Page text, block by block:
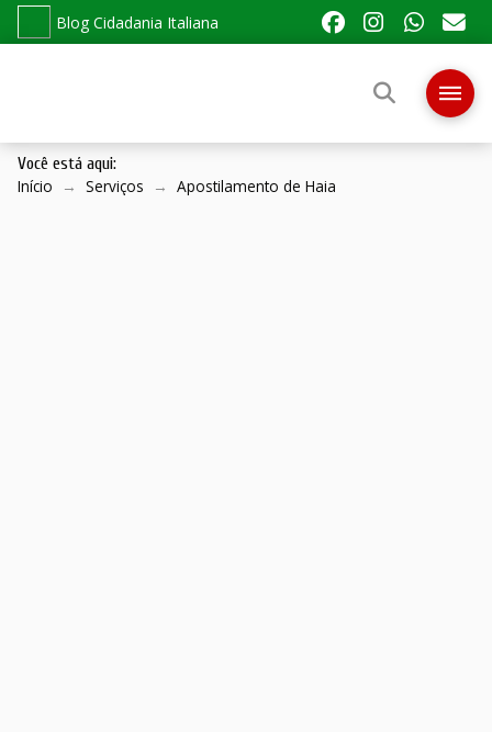
Blog Cidadania Italiana
Você está aqui:
Início → Serviços → Apostilamento de Haia